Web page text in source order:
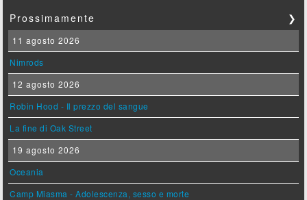
Prossimamente ❯
11 agosto 2026
Nimrods
12 agosto 2026
Robin Hood - Il prezzo del sangue
La fine di Oak Street
19 agosto 2026
Oceania
Camp Miasma - Adolescenza, sesso e morte